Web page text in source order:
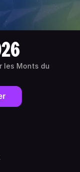
les Monts du